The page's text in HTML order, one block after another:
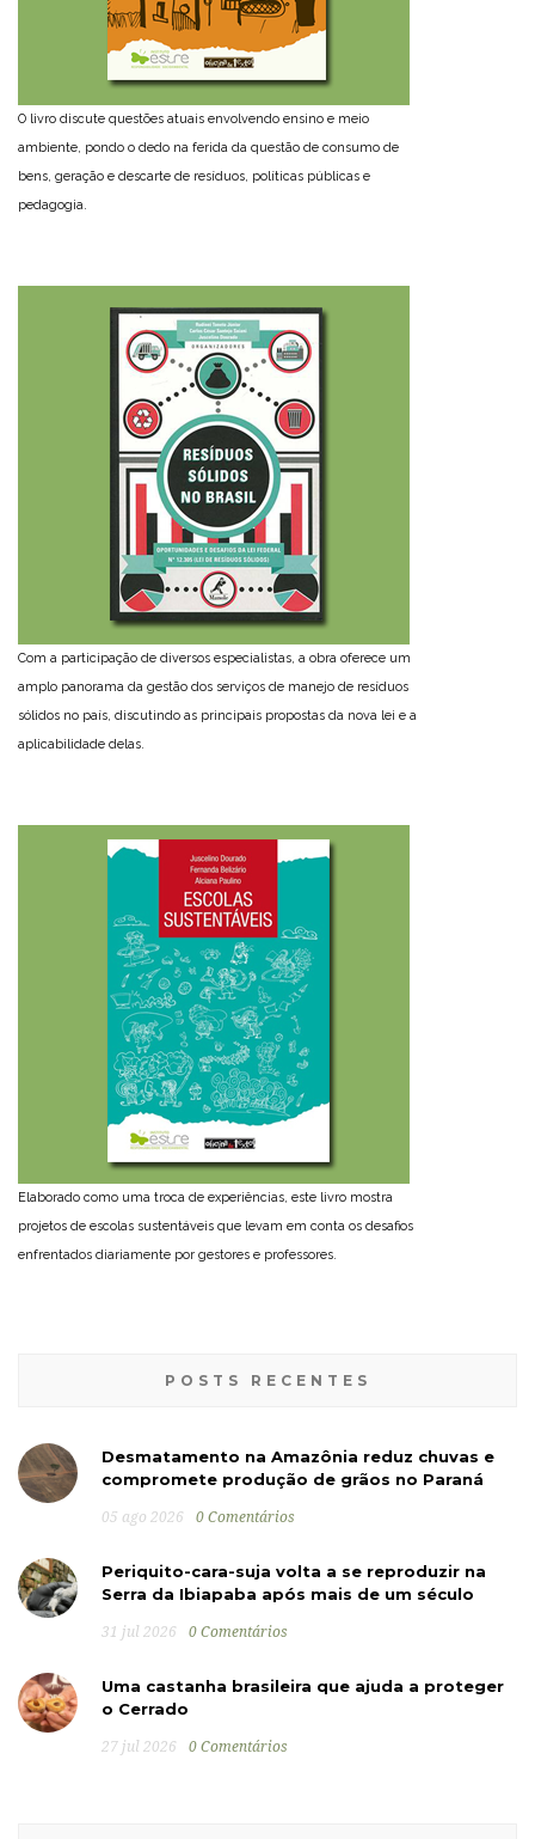
O livro discute questões atuais envolvendo ensino e meio
ambiente, pondo o dedo na ferida da questão de consumo de
bens, geração e descarte de resíduos, políticas públicas e
pedagogia.
Com a participação de diversos especialistas, a obra oferece um
amplo panorama da gestão dos serviços de manejo de resíduos
sólidos no país, discutindo as principais propostas da nova lei e a
aplicabilidade delas.
Elaborado como uma troca de experiências, este livro mostra
projetos de escolas sustentáveis que levam em conta os desafios
enfrentados diariamente por gestores e professores.
POSTS RECENTES
Desmatamento na Amazônia reduz chuvas e
compromete produção de grãos no Paraná
05 ago 2026 0 Comentários
Periquito-cara-suja volta a se reproduzir na
Serra da Ibiapaba após mais de um século
31 jul 2026 0 Comentários
Uma castanha brasileira que ajuda a proteger
o Cerrado
27 jul 2026 0 Comentários